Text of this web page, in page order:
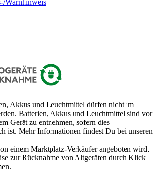
Warnhinweis
Akkus und Leuchtmittel dürfen nicht im
Batterien, Akkus und Leuchtmittel sind vor
Gerät zu entnehmen, sofern dies
ist. Mehr Informationen findest Du bei unseren
einem Marktplatz-Verkäufer angeboten wird,
zur Rücknahme von Altgeräten durch Klick